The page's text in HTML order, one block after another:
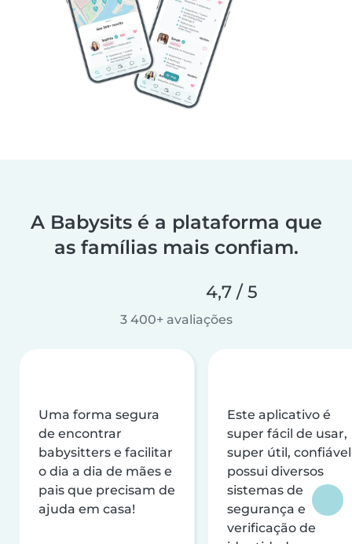
A Babysits é a plataforma que
as famílias mais confiam.
4,7 / 5
3 400+ avaliações
Uma forma segura
de encontrar
babysitters e facilitar
o dia a dia de mães e
pais que precisam de
ajuda em casa!
Este aplicativo é
super fácil de usar,
super útil,
possui diversos
sistemas de
segurança e
verificação de